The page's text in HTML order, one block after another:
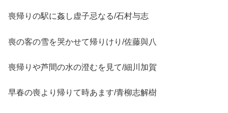
喪帰りの駅に姦し虚子忌なる/石村与志
喪の客の雪を哭かせて帰りけり/佐藤與八
喪帰りや芦間の水の澄むを見て/細川加賀
早春の喪より帰りて時あます/青柳志解樹